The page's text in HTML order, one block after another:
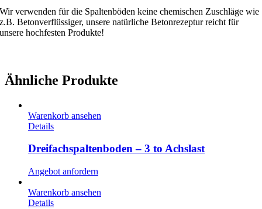
Wir verwenden für die Spaltenböden keine chemischen Zuschläge wie
z.B. Betonverflüssiger, unsere natürliche Betonrezeptur reicht für
unsere hochfesten Produkte!
Ähnliche Produkte
Warenkorb ansehen
Details
Dreifachspaltenboden – 3 to Achslast
Angebot anfordern
Warenkorb ansehen
Details